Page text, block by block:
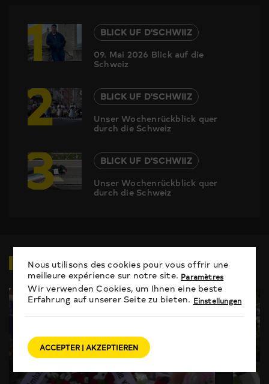
1
BLICK UF D'SCHWIIZ
09. Mai 2026 Blick auf die
Schweiz
2
BLICK UF D'SCHWIIZ
Unser Wochenrückblick quer
durch die Schweiz
3
BLICK UF D'SCHWIIZ
Unser Wochenrückblick quer
durch die Schweiz
VIDEOSZUM THEMA
Nous utilisons des cookies pour vous offrir une
meilleure expérience sur notre site. Paramètres
Wir verwenden Cookies, um Ihnen eine beste
Erfahrung auf unserer Seite zu bieten. Einstellungen
ACCEPTER | AKZEPTIEREN